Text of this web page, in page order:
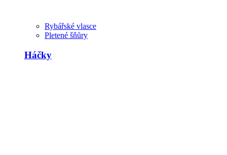
Rybářské vlasce
Pletené šňůry
Háčky